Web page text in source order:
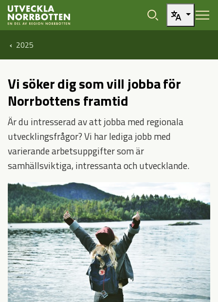
Öppna sidans huvudnavigering
Hoppa till sidans innehåll
2025
Vi söker dig som vill jobba för
Norrbottens framtid
Är du intresserad av att jobba med regionala
utvecklingsfrågor? Vi har lediga jobb med
varierande arbetsuppgifter som är
samhällsviktiga, intressanta och utvecklande.